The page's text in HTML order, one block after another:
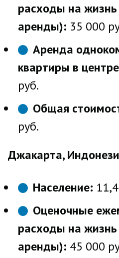
расходы на жизнь
аренды): 35 000
Аренда
квартиры в
руб.
Общая
руб.
Джакарта,
Население:
Оценочные
расходы на жизнь
аренды): 45 000